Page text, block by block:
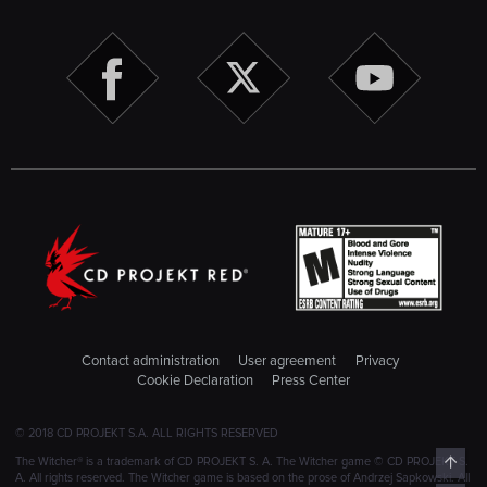
Contact administration User agreement
Privacy
Cookie Declaration
Press Center
© 2018 CD PROJEKT S.A. ALL RIGHTS RESERVED
The Witcher® is a trademark of CD PROJEKT S. A. The Witcher game © CD PROJEKT S.
A. All rights reserved. The Witcher game is based on the prose of Andrzej Sapkowski. All
Top